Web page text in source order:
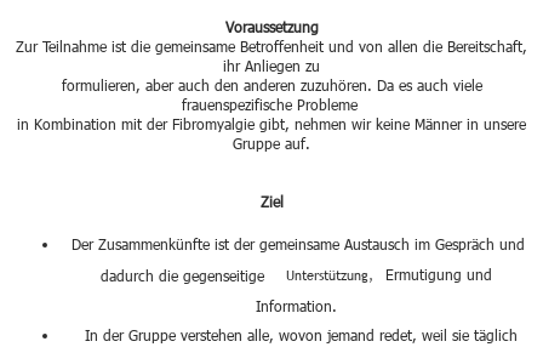
Voraussetzung
Zur Teilnahme ist die gemeinsame Betroffenheit und von allen die Bereitschaft,
ihr Anliegen zu
formulieren, aber auch den anderen zuzuhören. Da es auch viele
frauenspezifische Probleme
in Kombination mit der Fibromyalgie gibt, nehmen wir keine Männer in unsere
Gruppe auf.
Ziel
Der Zusammenkünfte ist der gemeinsame Austausch im Gespräch und
dadurch die gegenseitige
Unterstützung,
Ermutigung und
Information.
In der Gruppe verstehen alle, wovon jemand redet, weil sie täglich